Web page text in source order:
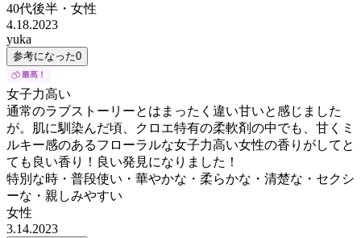
40代後半 ・ 女性
4.18.2023
yuka
参考になった0
女子力高い
通常のラブストーリーとはまったく違い甘いと感じました
が。肌に馴染んだ頃、クロエ特有の柔軟剤の中でも、甘くミ
ルキー感のあるフローラルな女子力高い女性の香りがしてと
ても良い香り！良い発見になりました！
特別な時・普段使い・華やかな・柔らかな・清楚な・セクシ
ーな・親しみやすい
女性
3.14.2023